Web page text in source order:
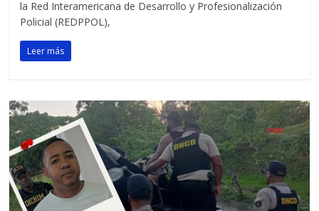
la Red Interamericana de Desarrollo y Profesionalización
Policial (REDPPOL),
Leer más